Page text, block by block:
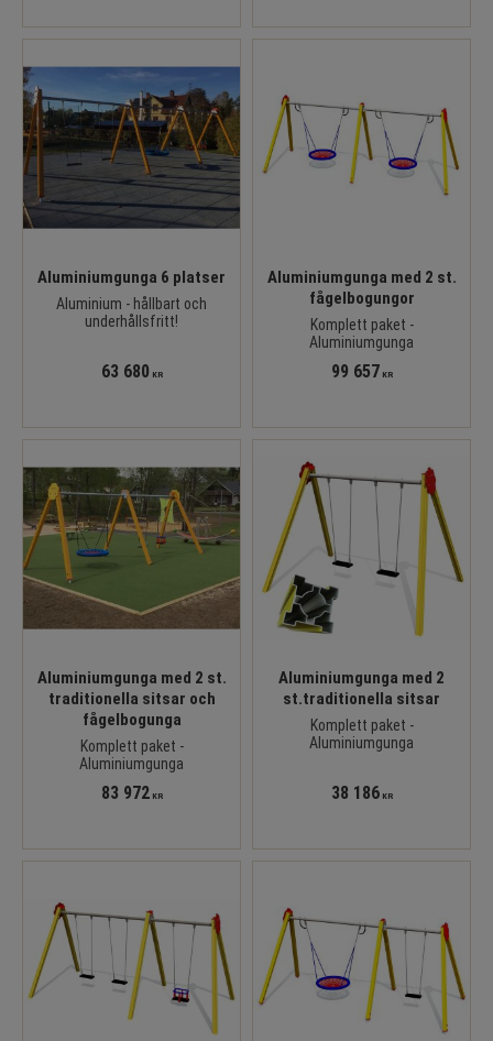
Aluminiumgunga 6 platser
Aluminium - hållbart och
underhållsfritt!
63 680KR
Aluminiumgunga med 2 st.
fågelbogungor
Komplett paket -
Aluminiumgunga
99 657 KR
Aluminiumgunga med 2 st.
traditionella sitsar och
fågelbogunga
Komplett paket -
Aluminiumgunga
83 972KR
Aluminiumgunga med 2
st.traditionella sitsar
Komplett paket -
Aluminiumgunga
38 186KR